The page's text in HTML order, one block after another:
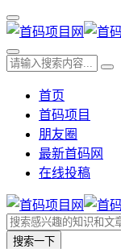
首页
首码项目
朋友圈
最新首码网
在线投稿
搜索一下